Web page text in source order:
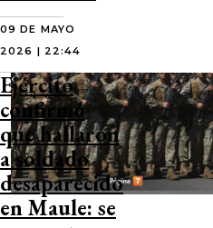
09 DE MAYO
2026 | 22:44
Ejército
confirmó
que hallaron
a soldado
desaparecido
en Maule: se